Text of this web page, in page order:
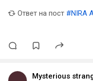
Ответ на пост #NIRA
Mysterious